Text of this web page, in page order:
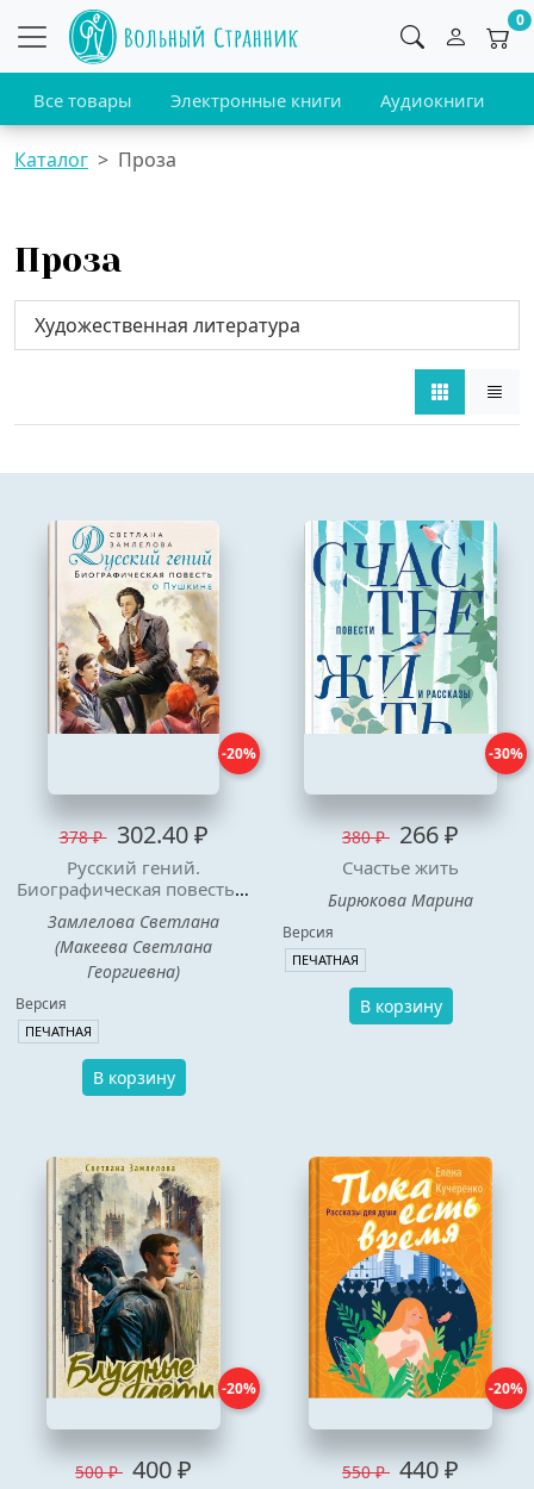
0
Все товары Электронные книги Аудиокниги
Каталог Проза
Проза
Художественная литература
-20%
378 ₽ 302.40 ₽
Русский гений.
Биографическая повесть о
Замлелова Светлана
(Макеева Светлана
Георгиевна)
Версия
ПЕЧАТНАЯ
В корзину
-30%
380 ₽ 266 ₽
Счастье жить
Бирюкова Марина
Версия
ПЕЧАТНАЯ
В корзину
-20%
500 ₽ 400 ₽
-20%
550 ₽ 440 ₽